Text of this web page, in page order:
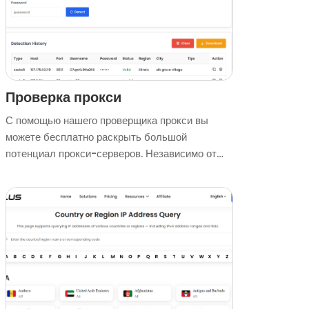
используйте «Обновить», чтобы одним кликом
обновить список. Помогает легко найти
подходящие прокси-ресурсы и улучшить
онлайн-анонимность и опыт доступа к
контенту.
Проверка прокси
С помощью нашего проверщика прокси вы
можете бесплатно раскрыть большой
потенциал прокси-серверов. Независимо от
города, скорости или уровня анонимности — вы
можете легко и быстро выполнить оценку.